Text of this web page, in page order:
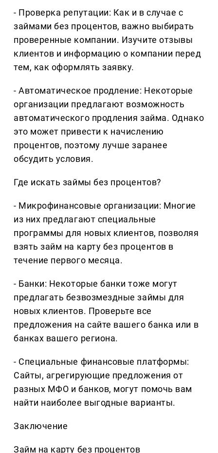
- Проверка репутации: Как и в случае с
займами без процентов, важно выбирать
проверенные компании. Изучите отзывы
клиентов и информацию о компании перед
тем, как оформлять заявку.
- Автоматическое продление: Некоторые
организации предлагают возможность
автоматического продления займа. Однако
это может привести к начислению
процентов, поэтому лучше заранее
обсудить условия.
Где искать займы без процентов?
- Микрофинансовые организации: Многие
из них предлагают специальные
программы для новых клиентов, позволяя
взять займ на карту без процентов в
течение первого месяца.
- Банки: Некоторые банки тоже могут
предлагать безвозмездные займы для
новых клиентов. Проверьте все
предложения на сайте вашего банка или в
банках вашего региона.
- Специальные финансовые платформы:
Сайты, агрегирующие предложения от
разных МФО и банков, могут помочь вам
найти наиболее выгодные варианты.
Заключение
Займ на карту без процентов